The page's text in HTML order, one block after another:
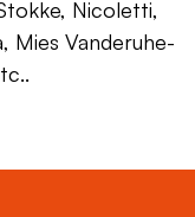
Nicoletti,
Mies Vanderuhe-